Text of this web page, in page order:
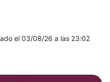
el 03/08/26 a las 23:02